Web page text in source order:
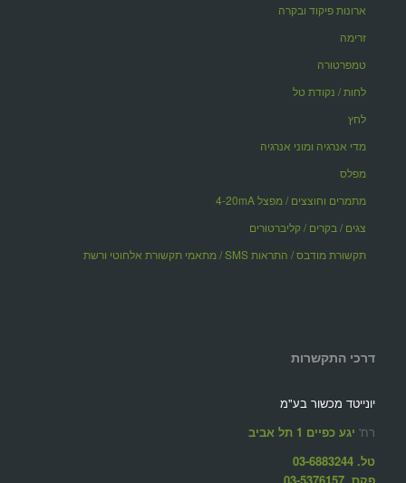
ארונות פיקוד ובקרה
זרימה
טמפרטורה
לחות / נקודת טל
לחץ
מדי אנרגיה ומוני אנרגיה
מפלס
מתמרים וחוצצים / מפצל 4-20mA
צגים / בקרים / קליברטורים
תקשורת מודבס / התראות SMS / מתאמי תקשורת אלחוטי ורשת
דרכי התקשרות
יונייטד מכשור בע"מ
רח' יגע כפיים 1 תל אביב
טל. 03-6883244